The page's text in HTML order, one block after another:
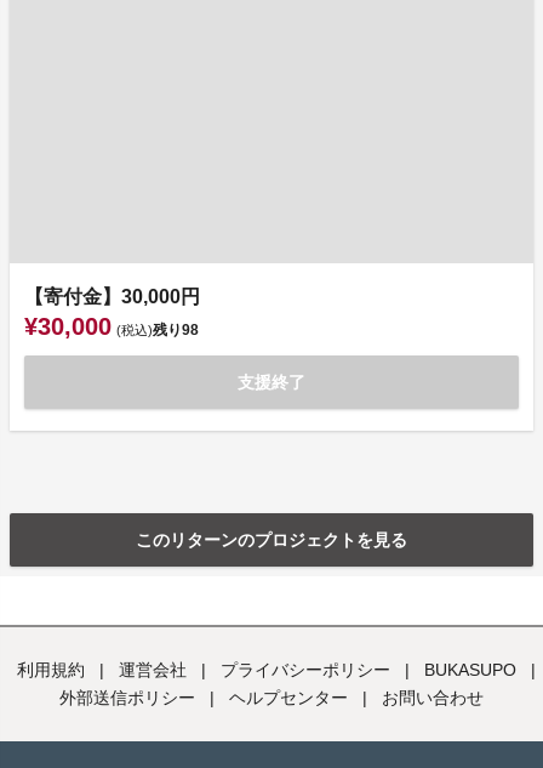
【寄付金】30,000円
¥30,000 (税込)残り98
支援終了
このリターンのプロジェクトを見る
利用規約 | 運営会社 | プライバシーポリシー | BUKASUPO
|
外部送信ポリシー
| ヘルプセンター | お問い合わせ